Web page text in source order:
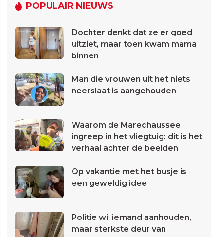
POPULAIR NIEUWS
Dochter denkt dat ze er goed
uitziet, maar toen kwam mama
binnen
Man die vrouwen uit het niets
neerslaat is aangehouden
Waarom de Marechaussee
ingreep in het vliegtuig: dit is het
verhaal achter de beelden
Op vakantie met het busje is
een geweldig idee
Politie wil iemand aanhouden,
maar sterkste deur van